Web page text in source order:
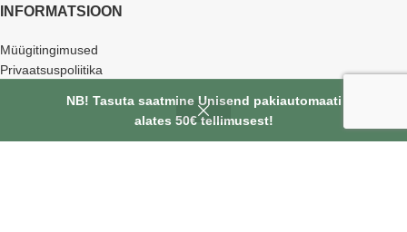
NB! Tasuta saatmine Unisend pakiautomaati
alates 50€ tellimusest!
INFORMATSIOON
Müügitingimused
Privaatsuspoliitika
JÄLGI MEID